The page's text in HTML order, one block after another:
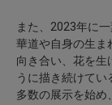
また、2023年に
華道や自身の生ま
向き合い、花を生
うに描き続けてい
多数の展示を始め